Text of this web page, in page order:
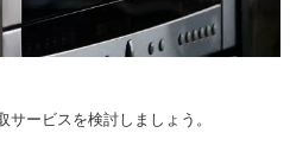
サービスを検討しましょう。